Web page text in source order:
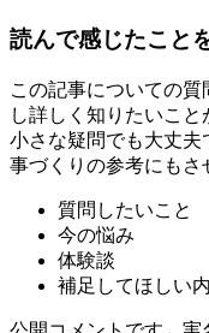
読んで感じたこと
この記事についての
し詳しく知りたいこと
小さな疑問でも大丈
事づくりの参考にもさ
質問したいこと
今の悩み
体験談
補足してほしい